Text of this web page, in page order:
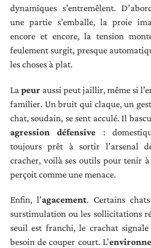
dynamiques s’entremêlent.
une partie s’emballe, la proie
encore et encore, la tension
feulement surgit, presque
les choses à plat.
La peur aussi peut jaillir, même si
familier. Un bruit qui claque, un
chat, soudain, se sent acculé. Il
agression défensive :
toujours prêt à sortir l’arsenal
cracher, voilà ses outils pour tenir à
perçoit comme une menace.
Enfin, l’agacement. Certains
surstimulation ou les sollicitations
seuil est franchi, le crachat
besoin de couper court. L’